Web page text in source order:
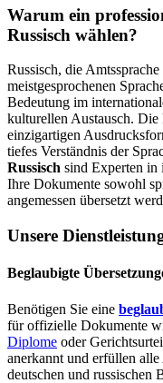
Warum ein
Russisch wählen?
Russisch, die
meistgesprochenen
Bedeutung im
kulturellen Austausch.
einzigartigen
tiefes Verständnis der
Russisch sind Experten in
Ihre Dokumente sowohl
angemessen übersetzt
Unsere
Beglaubigte
Benötigen Sie eine
für offizielle Dokumente
Diplome oder
anerkannt und erfüllen
deutschen und russischen